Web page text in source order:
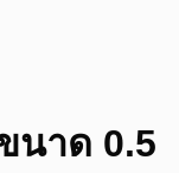
นาด 0.5